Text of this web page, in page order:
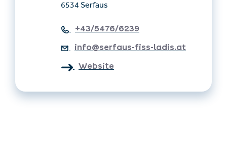
6534 Serfaus
+43/5476/6239
info@serfaus-fiss-ladis.at
Website